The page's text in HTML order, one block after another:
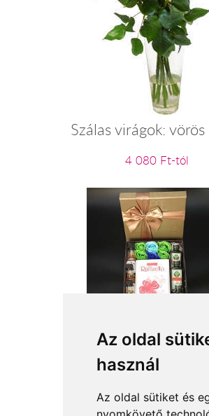
Az oldal
használ
Az oldal sütiket és
Szálas virágok: vörös
4 080 Ft-tól
Férfi infúzió
21 600 Ft-tól